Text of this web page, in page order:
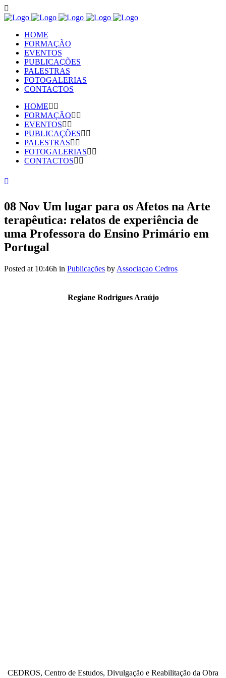
HOME
FORMAÇÃO
EVENTOS
PUBLICAÇÕES
PALESTRAS
FOTOGALERIAS
CONTACTOS
HOME
FORMAÇÃO
EVENTOS
PUBLICAÇÕES
PALESTRAS
FOTOGALERIAS
CONTACTOS
08 Nov Um lugar para os Afetos na Arte
terapêutica: relatos de experiência de
uma Professora do Ensino Primário em
Portugal
Posted at 10:46h in Publicações by Associaçao Cedros
Regiane Rodrigues Araújo
CEDROS, Centro de Estudos, Divulgação e Reabilitação da Obra